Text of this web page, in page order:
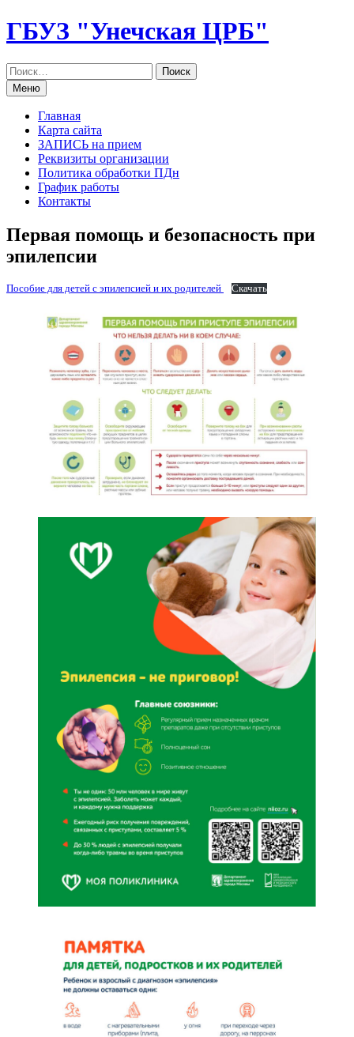
Перейти
к
ГБУЗ "Унечская ЦРБ"
Меню
Главная
Карта сайта
ЗАПИСЬ на прием
Реквизиты организации
Политика обработки ПДн
График работы
Контакты
Первая помощь и безопасность при
эпилепсии
Пособие для детей с эпилепсией и их родителей Скачать